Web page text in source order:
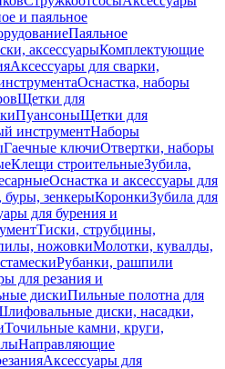
и паяльное
Паяльное
аксессуарыКомплектующие
Аксессуары для сварки,
Оснастка, наборы
Щетки для
ПуансоныЩетки для
инструментНаборы
Гаечные ключиОтвертки, наборы
Клещи строительныеЗубила,
Оснастка и аксессуары для
буры, зенкерыКоронкиЗубила для
для бурения и
Тиски, струбцины,
ножовкиМолотки, кувалды,
Рубанки, рашпили
для резания и
дискиПильные полотна для
диски, насадки,
Точильные камни, круги,
Направляющие
Аксессуары для